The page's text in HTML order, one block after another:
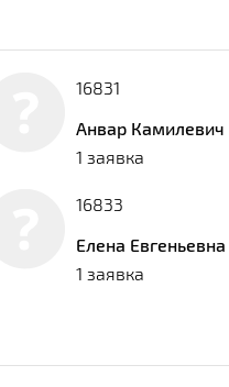
16831
Анвар Камилевич
1 заявка
16833
Елена Евгеньевна
1 заявка